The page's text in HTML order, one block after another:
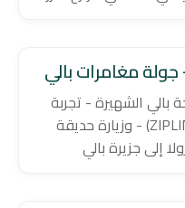
جولة مغامرات بالي
بالي الشهيرة - تجربة
التحليق في الهواء الـ (ZIPLINE) - وزيارة حديقة
إلى جزيرة بالي